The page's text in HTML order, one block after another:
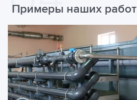
Примеры наших работ